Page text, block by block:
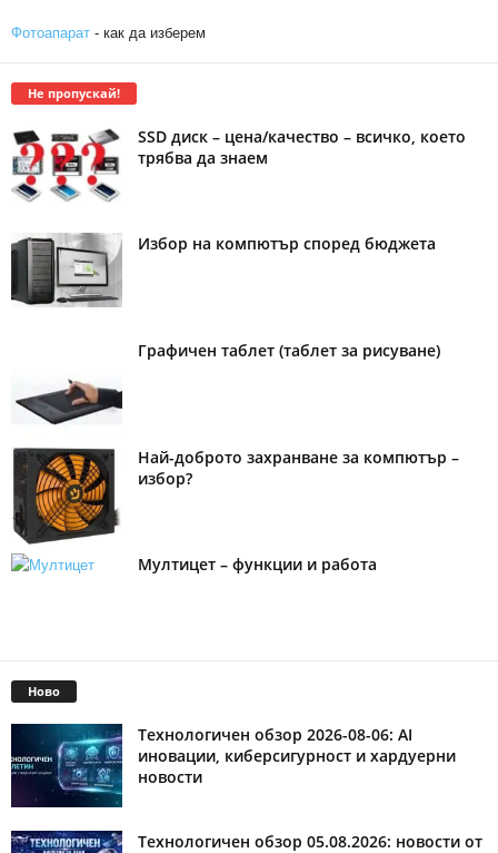
Фотоапарат - как да изберем
Не пропускай!
SSD диск – цена/качество – всичко, което
трябва да знаем
Избор на компютър според бюджета
Графичен таблет (таблет за рисуване)
Най-доброто захранване за компютър –
избор?
Мултицет – функции и работа
Ново
Технологичен обзор 2026-08-06: AI
иновации, киберсигурност и хардуерни
новости
Технологичен обзор 05.08.2026: новости от